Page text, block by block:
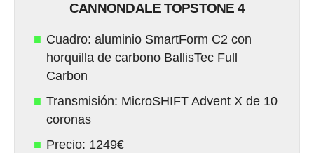
CANNONDALE TOPSTONE 4
Cuadro: aluminio SmartForm C2 con
horquilla de carbono BallisTec Full
Carbon
Transmisión: MicroSHIFT Advent X de 10
coronas
Precio: 1249€